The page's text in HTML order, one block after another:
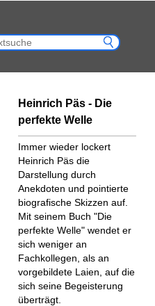
Heinrich Päs - Die
perfekte Welle
Immer wieder lockert
Heinrich Päs die
Darstellung durch
Anekdoten und pointierte
biografische Skizzen auf.
Mit seinem Buch "Die
perfekte Welle" wendet er
sich weniger an
Fachkollegen, als an
vorgebildete Laien, auf die
sich seine Begeisterung
überträgt.